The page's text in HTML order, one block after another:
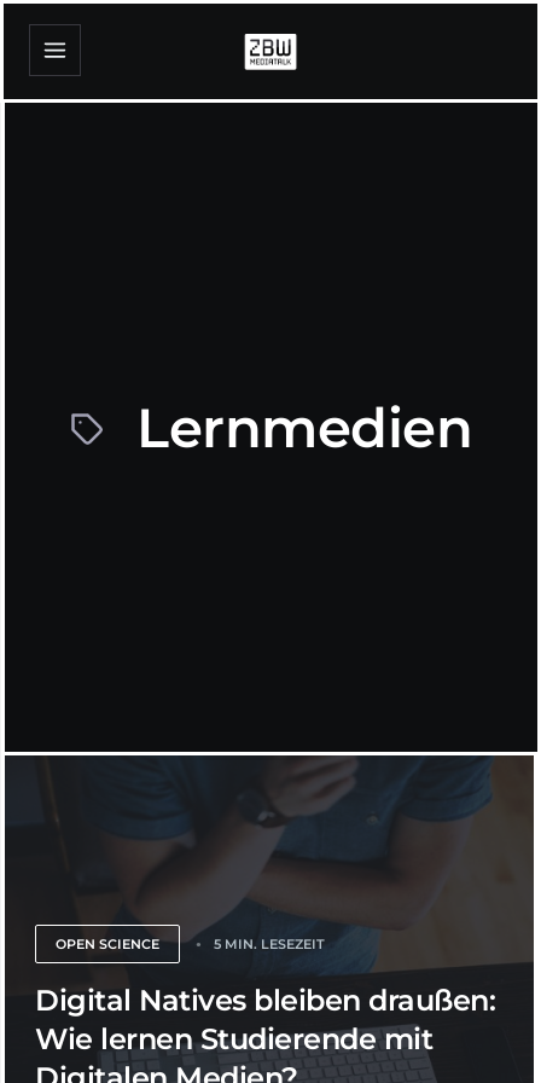
Lernmedien
OPEN SCIENCE 5 MIN. LESEZEIT
Digital Natives bleiben draußen:
Wie lernen Studierende mit